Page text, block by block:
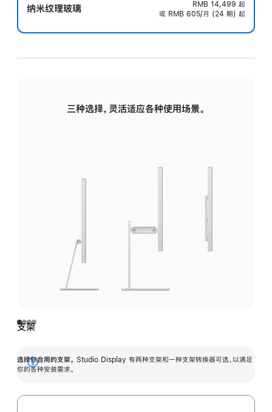
纳米纹理玻璃 RMB 14,499 起
或 RMB 605/月 (24 期) 起
三种选择，灵活适应各种使用场景。
支架
选择你合用的支架。 Studio Display 有两种支架和一种支架转换器可选，以满足
你的各种安装需求。
展